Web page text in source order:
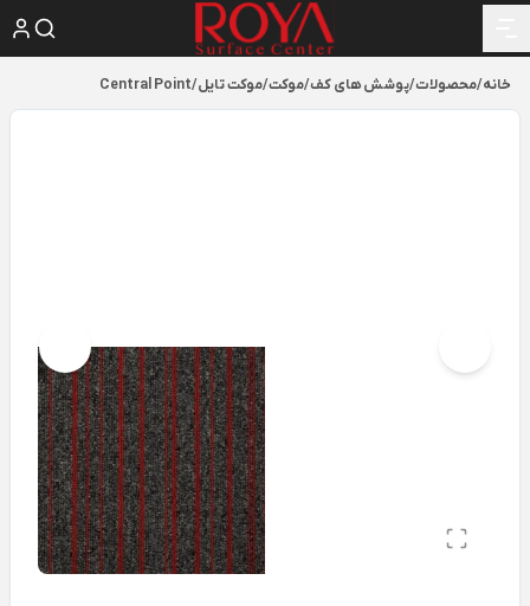
خانه/محصولات/پوشش های کف/موکت/موکت تایل/
Central Point